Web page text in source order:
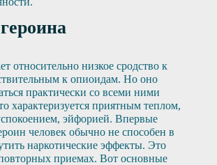
относительно низкое сродство к
к опиоидам. Но оно
практически со всеми ними
характеризуется приятным теплом,
эйфорией. Впервые
человек обычно не способен в
наркотические эффекты. Это
приемах. Вот основные